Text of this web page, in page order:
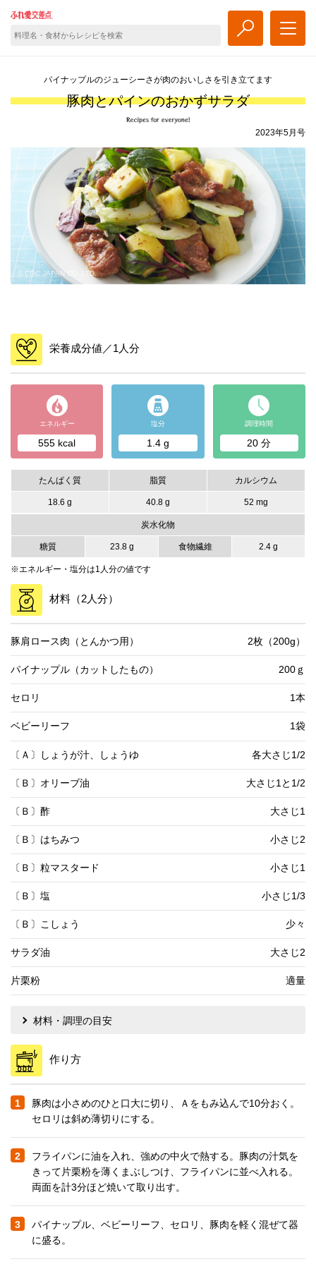
パイナップルのジューシーさが肉のおいしさを引き立てます
豚肉とパインのおかずサラダ
2023年5月号
© CGC JAPAN CO.,LTD.
栄養成分値／1人分
エネルギー
555 kcal
塩分
1.4 g
調理時間
20 分
たんぱく質 脂質 カルシウム
18.6 g 40.8 g 52 mg
炭水化物
糖質 23.8 g 食物繊維 2.4 g
※エネルギー・塩分は1人分の値です
材料（2人分）
豚肩ロース肉（とんかつ用） 2枚（200g）
パイナップル（カットしたもの） 200ｇ
セロリ 1本
ベビーリーフ 1袋
〔Ａ〕しょうが汁、しょうゆ 各大さじ1/2
〔Ｂ〕オリーブ油 大さじ1と1/2
〔Ｂ〕酢 大さじ1
〔Ｂ〕はちみつ 小さじ2
〔Ｂ〕粒マスタード 小さじ1
〔Ｂ〕塩 小さじ1/3
〔Ｂ〕こしょう 少々
サラダ油 大さじ2
片栗粉 適量
材料・調理の目安
作り方
1
豚肉は小さめのひと口大に切り、Ａをもみ込んで10分おく。
セロリは斜め薄切りにする。
2
フライパンに油を入れ、強めの中火で熱する。豚肉の汁気を
きって片栗粉を薄くまぶしつけ、フライパンに並べ入れる。
両面を計3分ほど焼いて取り出す。
3
パイナップル、ベビーリーフ、セロリ、豚肉を軽く混ぜて器
に盛る。